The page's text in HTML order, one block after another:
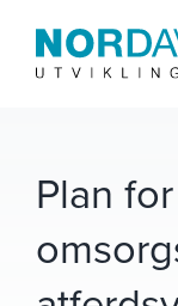
Om oss
Plan